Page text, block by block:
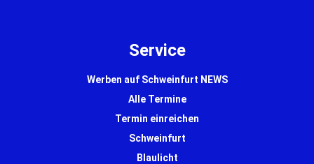
Service
Werben auf Schweinfurt NEWS
Alle Termine
Termin einreichen
Schweinfurt
Blaulicht